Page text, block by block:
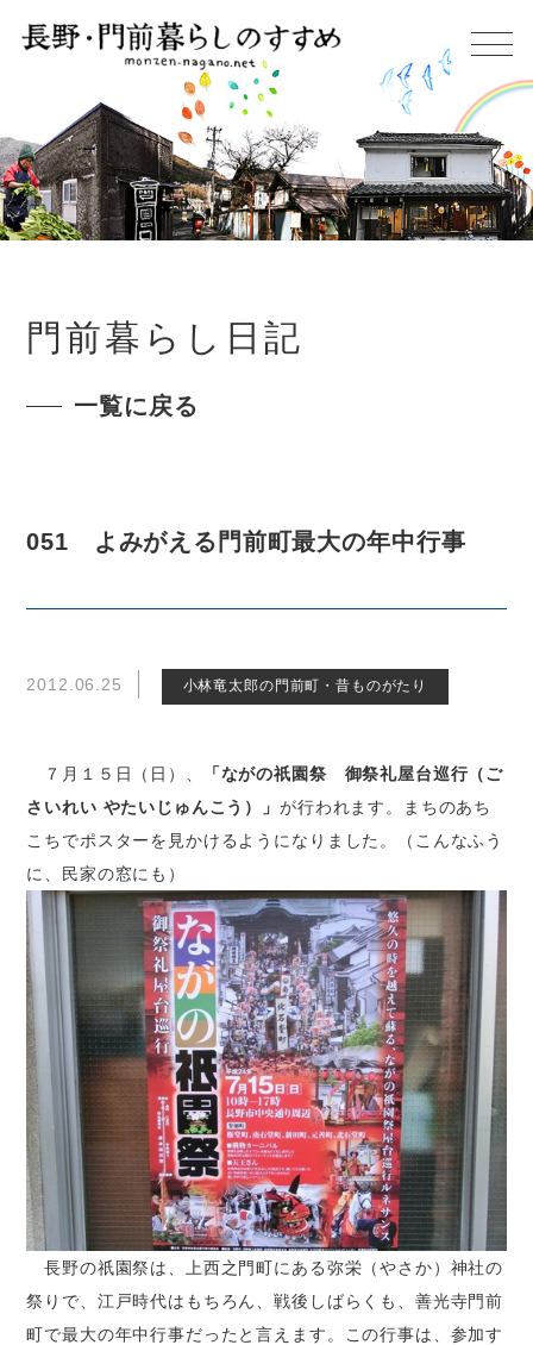
門前暮らし日記
一覧に戻る
051 よみがえる門前町最大の年中行事
2012.06.25 小林竜太郎の門前町・昔ものがたり
７月１５日（日）、
「ながの祇園祭 御祭礼屋台巡行（ご
さいれい やたいじゅんこう）」 が行われます。まちのあち
こちでポスターを見かけるようになりました。（こんなふう
に、民家の窓にも）
長野の祇園祭は、上西之門町にある弥栄（やさか）神社の
祭りで、江戸時代はもちろん、戦後しばらくも、善光寺門前
町で最大の年中行事だったと言えます。この行事は、参加す